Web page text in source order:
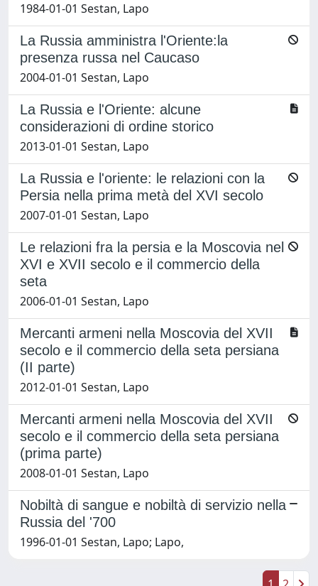
1984-01-01 Sestan, Lapo
La Russia amministra l'Oriente:la
presenza russa nel Caucaso
2004-01-01 Sestan, Lapo
La Russia e l'Oriente: alcune
considerazioni di ordine storico
2013-01-01 Sestan, Lapo
La Russia e l'oriente: le relazioni con la
Persia nella prima metà del XVI secolo
2007-01-01 Sestan, Lapo
Le relazioni fra la persia e la Moscovia nel
XVI e XVII secolo e il commercio della
seta
2006-01-01 Sestan, Lapo
Mercanti armeni nella Moscovia del XVII
secolo e il commercio della seta persiana
(II parte)
2012-01-01 Sestan, Lapo
Mercanti armeni nella Moscovia del XVII
secolo e il commercio della seta persiana
(prima parte)
2008-01-01 Sestan, Lapo
Nobiltà di sangue e nobiltà di servizio nella
Russia del '700
1996-01-01 Sestan, Lapo; Lapo,